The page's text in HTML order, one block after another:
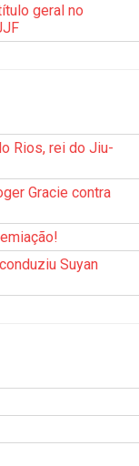
geral no
Rios, rei do Jiu-
Gracie contra
Suyan